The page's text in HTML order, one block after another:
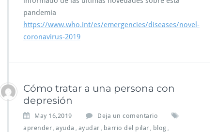
pandemia
https://www.who.int/es/emergencies/diseases/novel-
coronavirus-2019
Cómo tratar a una persona con
depresión
May 16,2019
Deja un comentario
aprender ayuda ayudar barrio del pilar blog